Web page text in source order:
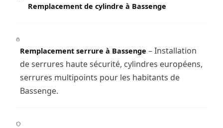
Remplacement de cylindre à Bassenge
Remplacement serrure à Bassenge – Installation
de serrures haute sécurité, cylindres européens,
serrures multipoints pour les habitants de
Bassenge.